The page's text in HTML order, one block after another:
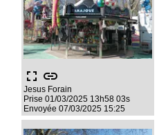
fullscreen link
Jesus Forain
Prise 01/03/2025 13h58 03s
Envoyée 07/03/2025 15:25